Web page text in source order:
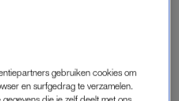
Barbara aan het begin van
voor haar vertrek wordt haar
destijds heeft er
gebruiken cookies om
en surfgedrag te verzamelen.